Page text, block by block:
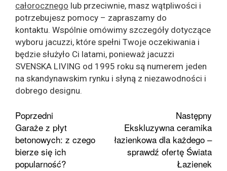
całorocznego lub przeciwnie, masz wątpliwości i
potrzebujesz pomocy – zapraszamy do
kontaktu. Wspólnie omówimy szczegóły dotyczące
wyboru jacuzzi, które spełni Twoje oczekiwania i
będzie służyło Ci latami, ponieważ jacuzzi
SVENSKA LIVING od 1995 roku są numerem jeden
na skandynawskim rynku i słyną z niezawodności i
dobrego designu.
Zobacz
wpisy
Poprzedni
Garaże z płyt
betonowych: z czego
bierze się ich
popularność?
Następny
Ekskluzywna ceramika
łazienkowa dla każdego –
sprawdź ofertę Świata
Łazienek